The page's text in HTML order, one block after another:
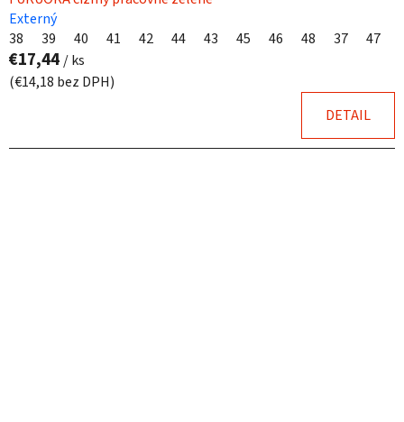
Externý
38
39 40 41 42 44 43 45 46 48 37 47
€17,44 / ks
(€14,18 bez DPH)
DETAIL